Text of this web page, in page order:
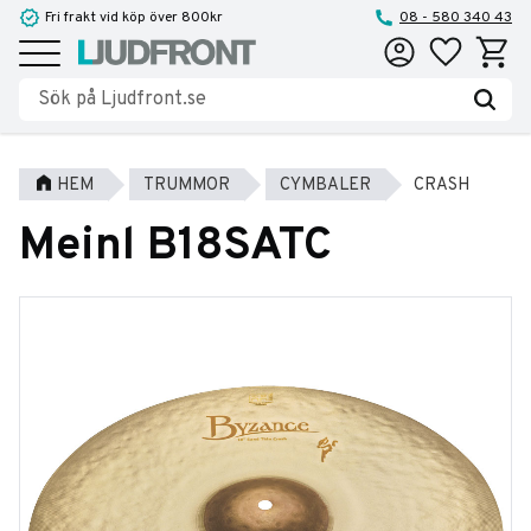
Meny
Fri frakt vid köp över 800kr 08 - 580 340 43
Favoriter
HEM TRUMMOR CYMBALER CRASH
Meinl B18SATC